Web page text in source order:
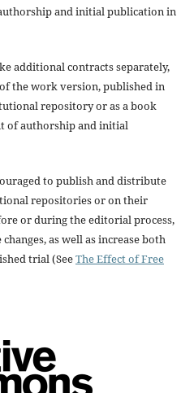
and initial publication in
additional contracts separately,
the work version, published in
repository or as a book
of authorship and initial
to publish and distribute
repositories or on their
or during the editorial process,
as well as increase both
trial (SeeThe Effect of Free